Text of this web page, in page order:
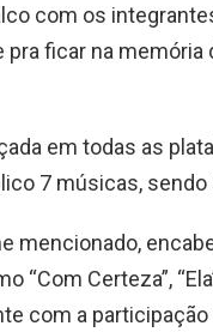
com os
ficar na
em todas as
7 músicas,
mencionado,
Certeza”,
com a